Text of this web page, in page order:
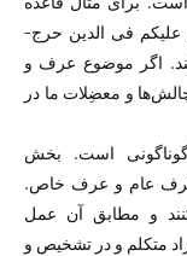
علیکم فی الدین حرج-
اگر موضوع عرف و
و معضِلات ما در
است. بخش
عام و عرف خاص.
و مطابق آن عمل
متکلم و در تشخیص و